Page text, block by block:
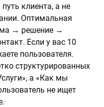
клиента, а не
Оптимальная
→ решение →
Если у вас 10
пользователя.
структурированных
а «Как мы
не ищет